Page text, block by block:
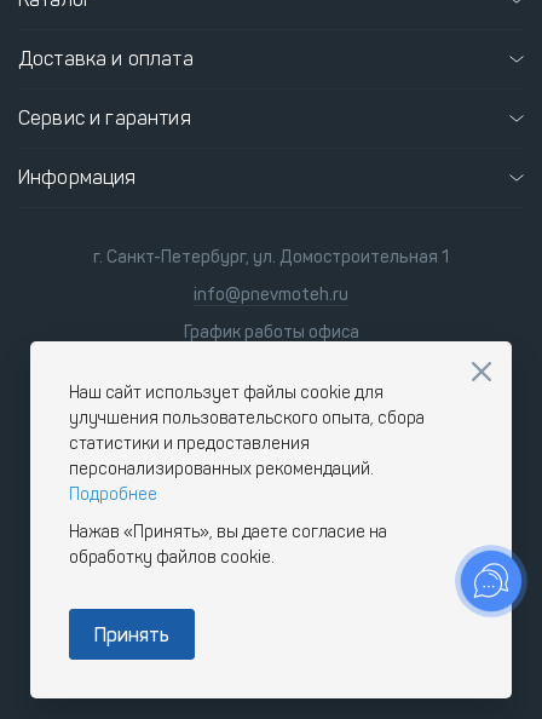
Доставка и оплата
Сервис и гарантия
Информация
г. Санкт-Петербург, ул. Домостроительная 1
info@pnevmoteh.ru
График работы офиса
сб-вс 9:00 - 18:00
Наш сайт использует файлы cookie для
улучшения пользовательского опыта, сбора
статистики и предоставления
персонализированных рекомендаций.
Подробнее
Нажав «Принять», вы даете согласие на
обработку файлов cookie.
Принять